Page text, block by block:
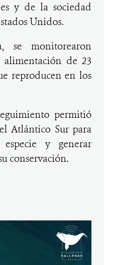
y de la sociedad
Unidos.
se monitorearon
alimentación de 23
reproducen en los
permitió
Atlántico Sur para
y generar
conservación.